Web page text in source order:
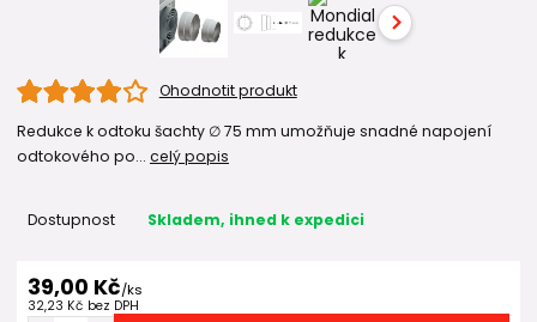
Ohodnotit produkt
Redukce k odtoku šachty ∅ 75 mm umožňuje snadné napojení
odtokového po... celý popis
Dostupnost Skladem, ihned k expedici
39,00 Kč/ks
32,23 Kč bez DPH